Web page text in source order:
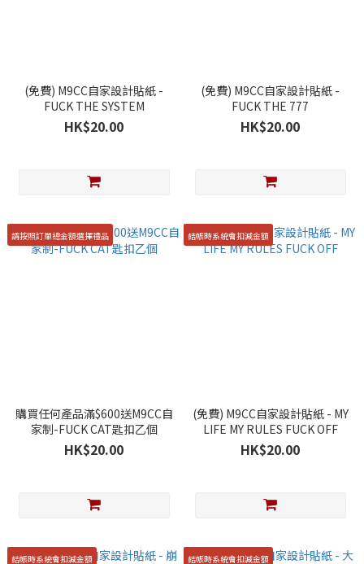
(免費) M9CC自家設計貼紙 -
FUCK THE SYSTEM
HK$20.00
(免費) M9CC自家設計貼紙 -
FUCK THE 777
HK$20.00
請按照訂單總金額選擇禮品
購買任何產品滿$600送M9CC自
家制-FUCK CAT匙扣乙個
HK$20.00
結帳時系統會扣減金額
(免費) M9CC自家設計貼紙 - MY
LIFE MY RULES FUCK OFF
HK$20.00
結帳時系統會扣減金額 結帳時系統會扣減金額